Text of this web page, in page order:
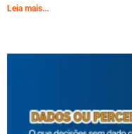
Leia mais...